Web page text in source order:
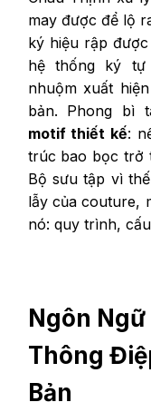
may được để lộ
ký hiệu rập
hệ thống ký tự
nhuộm xuất
bản. Phong bì
motif thiết kế:
trúc bao bọc trở
Bộ sưu tập vì
lẫy của couture,
nó: quy trình,
Ngôn Ngữ
Thông
Bản